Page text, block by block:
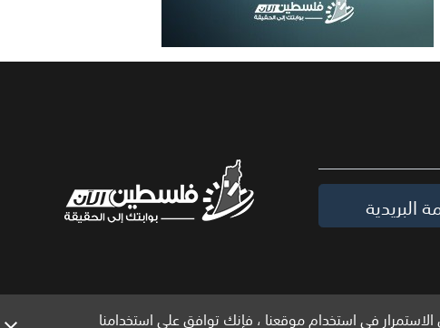
في استخدام موقعنا ، فإنك توافق على استخدامنا
البريدية